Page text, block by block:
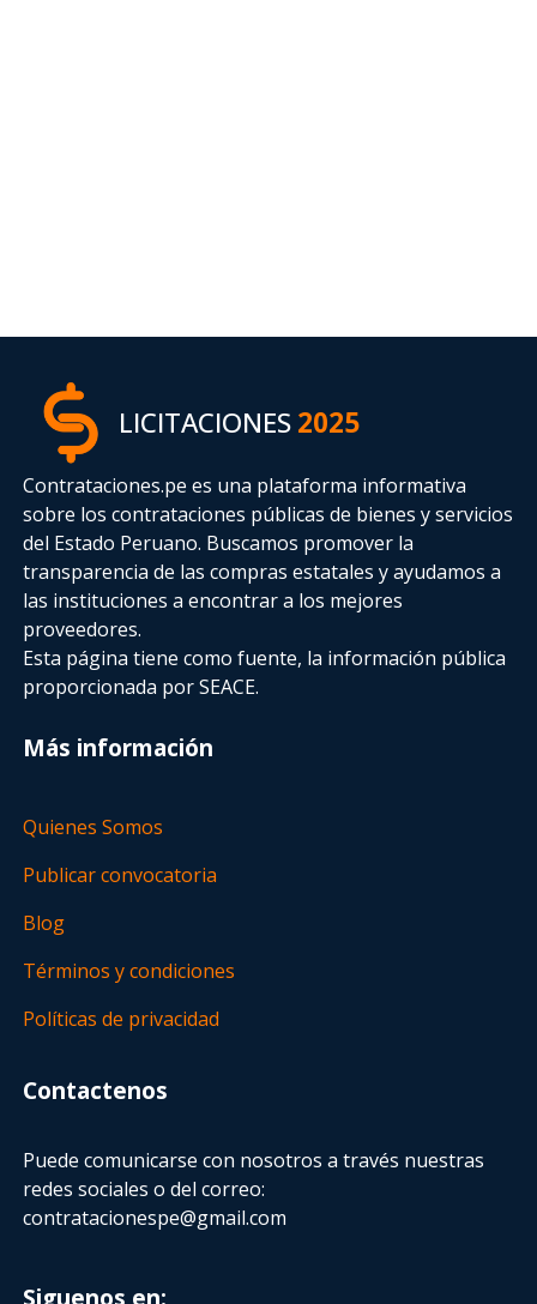
LICITACIONES2025
Contrataciones.pe es una plataforma informativa
sobre los contrataciones públicas de bienes y servicios
del Estado Peruano. Buscamos promover la
transparencia de las compras estatalesy ayudamos a
las instituciones a encontrar a los mejores
proveedores.
Esta página tiene como fuente, la información pública
proporcionada por SEACE.
Más información
Quienes Somos
Publicar convocatoria
Blog
Términos y condiciones
Políticas de privacidad
Contactenos
Puede comunicarse con nosotros a través nuestras
redes sociales o del correo:
contratacionespe@gmail.com